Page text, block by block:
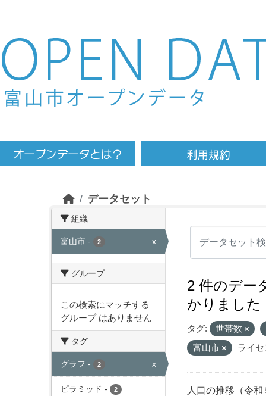
Skip to main content
データセット
組織
富山市 - 2 x
グループ
この検索にマッチする
グループ はありません
タグ
グラフ - 2 x
ピラミッド - 2
2 件のデー
かりました
タグ: 世帯数
富山市
ライ
人口の推移（令和